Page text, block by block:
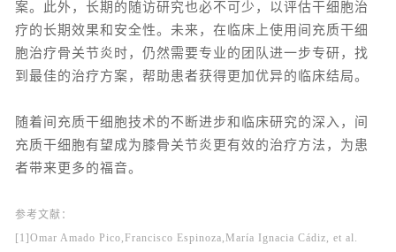
案。此外，长期的随访研究也必不可少，以评估干细胞治
疗的长期效果和安全性。未来，在临床上使用间充质干细
胞治疗骨关节炎时，仍然需要专业的团队进一步专研，找
到最佳的治疗方案，帮助患者获得更加优异的临床结局。
随着间充质干细胞技术的不断进步和临床研究的深入，间
充质干细胞有望成为膝骨关节炎更有效的治疗方法，为患
者带来更多的福音。
参考文献：
[1]Omar Amado Pico,Francisco Espinoza,María Ignacia Cádiz, et al.